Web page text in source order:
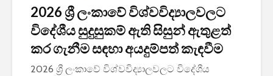
2026 ශ්‍රී ලංකාවේ විශ්වවිද්‍යාලවලට
විදේශීය සුදුසුකම් ඇති සිසුන් ඇතුළත්
කර ගැනීම සඳහා අයදුම්පත් කැඳවීම
2026 ශ්‍රී ලංකාවේ විශ්වවිද්‍යාලවලට විදේශීය